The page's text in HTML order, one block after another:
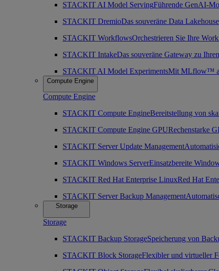
STACKIT AI Model ServingFührende GenAI-
STACKIT DremioDas souveräne Data Lakehouse
STACKIT WorkflowsOrchestrieren Sie Ihre
STACKIT IntakeDas souveräne Gateway zu
STACKIT AI Model ExperimentsMit MLflow™
Compute Engine
Compute Engine
STACKIT Compute EngineBereitstellung von
STACKIT Compute Engine GPURechenstarke
STACKIT Server Update Management
STACKIT Windows ServerEinsatzbereite
STACKIT Red Hat Enterprise LinuxRed Hat
STACKIT Server Backup Management
Storage
Storage
STACKIT Backup StorageSpeicherung von
STACKIT Block StorageFlexibler und virtueller